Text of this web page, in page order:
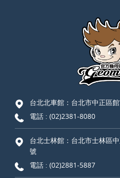
台北北車館：台北市中正區
電話 : (02)2381-8080
台北士林館：台北市士林區
號
電話 : (02)2881-5887